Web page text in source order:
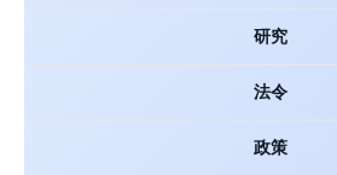
研究
法令
政策